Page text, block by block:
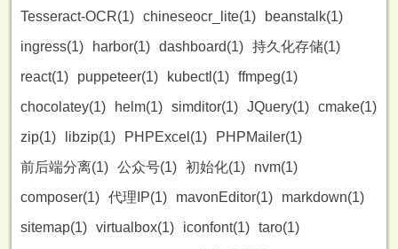
Tesseract-OCR(1) chineseocr_lite(1)
beanstalk(1)
ingress(1)
harbor(1) dashboard(1) 持久化存储(1)
react(1)
puppeteer(1) kubectl(1) ffmpeg(1)
chocolatey(1)
helm(1) simditor(1) JQuery(1) cmake(1)
zip(1)
libzip(1) PHPExcel(1)
PHPMailer(1)
前后端分离(1) 公众号(1) 初始化(1)
nvm(1)
composer(1) 代理IP(1) mavonEditor(1)
markdown(1)
sitemap(1) virtualbox(1) iconfont(1) taro(1)